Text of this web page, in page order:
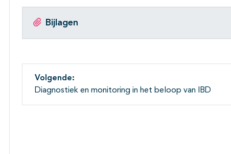
Bijlagen
Volgende:
Diagnostiek en monitoring in het beloop van IBD